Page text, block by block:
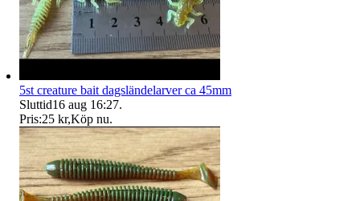
5st creature bait dagsländelarver ca 45mm
Sluttid16 aug 16:27.
Pris:25 kr,Köp nu.